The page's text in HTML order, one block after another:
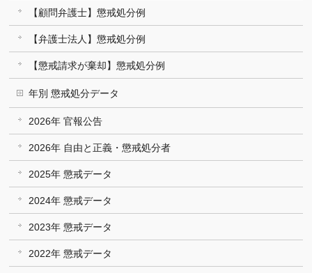
【顧問弁護士】懲戒処分例
【弁護士法人】懲戒処分例
【懲戒請求が棄却】懲戒処分例
年別 懲戒処分データ
2026年 官報公告
2026年 自由と正義・懲戒処分者
2025年 懲戒データ
2024年 懲戒データ
2023年 懲戒データ
2022年 懲戒データ